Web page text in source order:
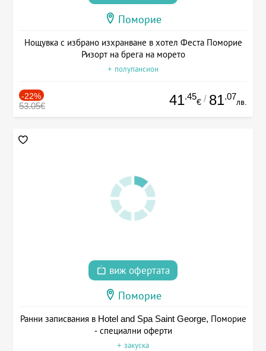
Поморие
Нощувка с избрано изхранване в хотел Феста Поморие
Ризорт на брега на морето
+ полупансион
-22%
53.05€ 41.45
€ / 81.07
лв.
виж офертата
Поморие
Ранни записвания в Hotel and Spa Saint George, Поморие
- специални оферти
+ закуска